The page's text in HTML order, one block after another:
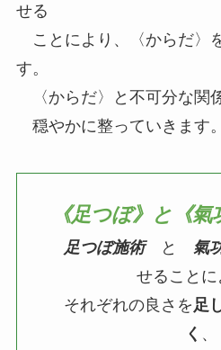
せる
ことにより、〈からだ〉
す。
〈からだ〉と不可分な関
穏やかに整っていきます。
《足つぼ》と《
足つぼ施術と 氣
せることに
それぞれの良さを足
く 、